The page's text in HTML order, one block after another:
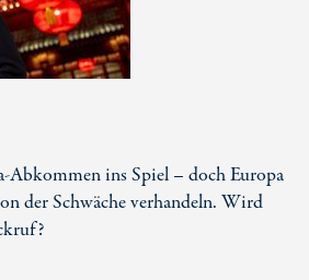
ins Spiel – doch Europa
der Schwäche verhandeln. Wird